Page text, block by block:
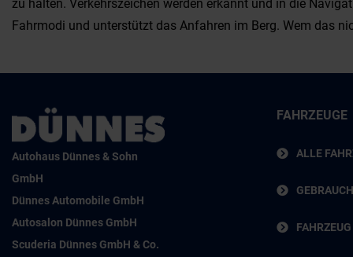
zu halten. Verkehrszeichen werden erkannt und in die
Fahrmodi und unterstützt das Anfahren im Berg. Wem das
Autohaus Dünnes & Sohn
GmbH
Dünnes Automobile GmbH
Autosalon Dünnes GmbH
Scuderia Dünnes GmbH & Co.
FAHRZEUGE
ALLE